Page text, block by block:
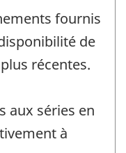
fournis
de
récentes.
aux séries en
à